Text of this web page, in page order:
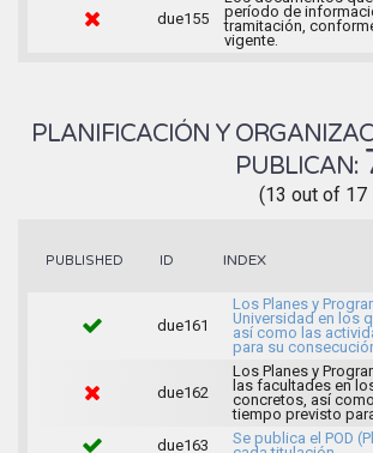
due155
período de
tramitación,
vigente.
PLANIFICACIÓN Y
PUBLICAN:
(13 out of 17
PUBLISHED ID INDEX
due161
Los Planes y
Universidad en los
así como las
para su
due162
Los Planes y
las facultades en
concretos, así
tiempo previsto
due163
Se publica el POD